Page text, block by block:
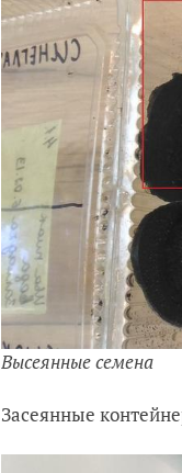
Высеянные семена
Засеянные